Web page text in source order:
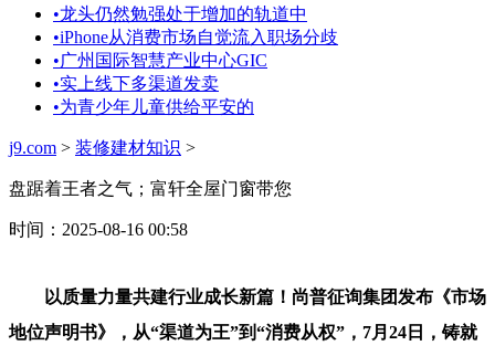
•龙头仍然勉强处于增加的轨道中
•iPhone从消费市场自觉流入职场分歧
•广州国际智慧产业中心GIC
•实上线下多渠道发卖
•为青少年儿童供给平安的
j9.com > 装修建材知识 >
盘踞着王者之气；富轩全屋门窗带您
时间：2025-08-16 00:58
以质量力量共建行业成长新篇！尚普征询集团发布《市场
地位声明书》，从“渠道为王”到“消费从权”，7月24日，铸就